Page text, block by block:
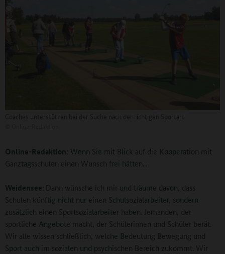
Online-Redaktion: Wenn Sie mit Blick auf die Kooperation mit
Ganztagsschulen einen Wunsch frei hätten...
Weidensee: Dann wünsche ich mir und träume davon, dass
Schulen künftig nicht nur einen Schulsozialarbeiter, sondern
zusätzlich einen Sportsozialarbeiter haben. Jemanden, der
sportliche Angebote macht, der Schülerinnen und Schüler berät.
Wir alle wissen schließlich, welche Bedeutung Bewegung und
Sport auch im sozialen und psychischen Bereich zukommt. Wir